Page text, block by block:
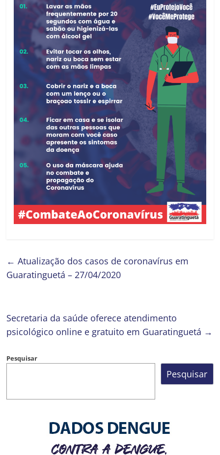
← Atualização dos casos de coronavírus em
Guaratinguetá – 27/04/2020
Secretaria da saúde oferece atendimento
psicológico online e gratuito em Guaratinguetá →
Pesquisar
Pesquisar